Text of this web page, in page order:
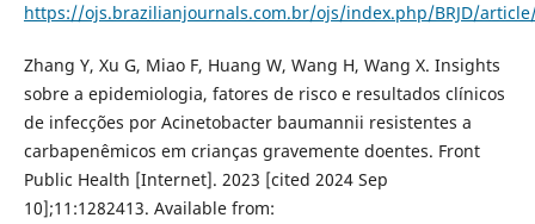
https://ojs.brazilianjournals.com.br/ojs/index.php/BRJD/
Zhang Y, Xu G, Miao F, Huang W, Wang H, Wang X. Insights
sobre a epidemiologia, fatores de risco e resultados clínicos
de infecções por Acinetobacter baumannii resistentes a
carbapenêmicos em crianças gravemente doentes. Front
Public Health [Internet]. 2023 [cited 2024 Sep
10];11:1282413. Available from: